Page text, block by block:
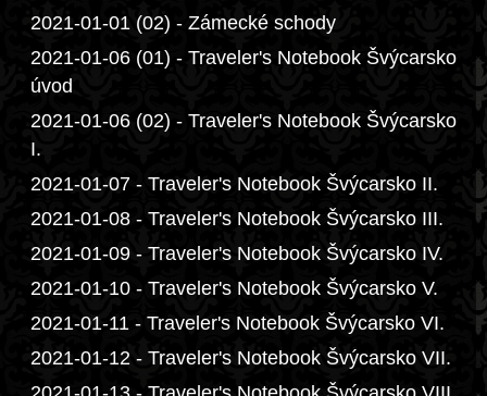
2021-01-01 (02) - Zámecké schody
2021-01-06 (01) - Traveler's Notebook Švýcarsko
úvod
2021-01-06 (02) - Traveler's Notebook Švýcarsko
I.
2021-01-07 - Traveler's Notebook Švýcarsko II.
2021-01-08 - Traveler's Notebook Švýcarsko III.
2021-01-09 - Traveler's Notebook Švýcarsko IV.
2021-01-10 - Traveler's Notebook Švýcarsko V.
2021-01-11 - Traveler's Notebook Švýcarsko VI.
2021-01-12 - Traveler's Notebook Švýcarsko VII.